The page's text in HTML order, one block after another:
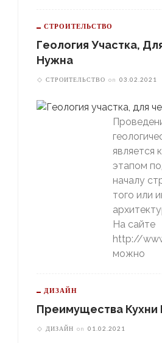
Екатеринбургский
«Автомобилист» Вышел В
СТРОИТЕЛЬСТВО
Геология Участка,
Нужна
СТРОИТЕЛЬСТВО on 03.02.2021
является
этапом
началу
того или
На сайте
http://
можно
ДИЗАЙН
Преимущества Кухни
ДИЗАЙН on 01.02.2021